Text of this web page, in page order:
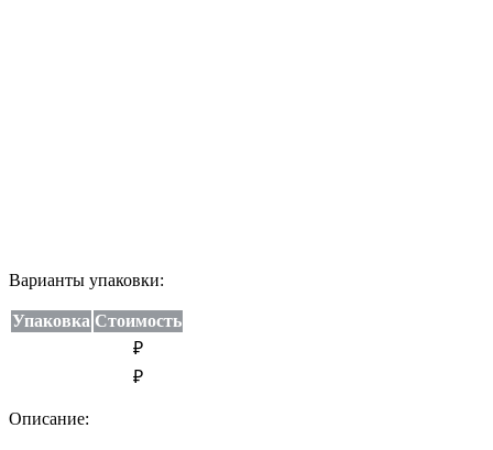
Варианты упаковки:
Упаковка Стоимость
₽
₽
Описание: